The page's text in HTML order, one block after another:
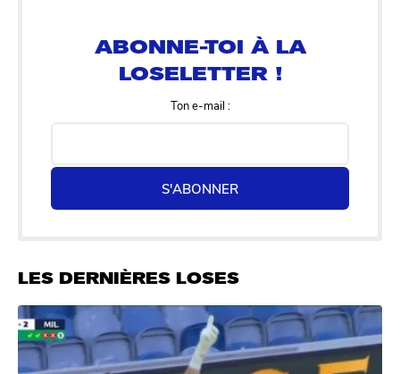
Ton e-mail :
S'ABONNER
LES DERNIÈRES LOSES